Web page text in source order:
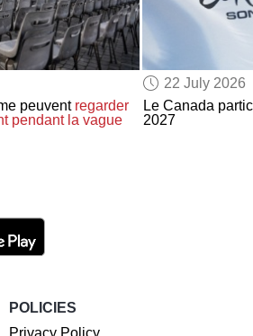
peuvent regarder
pendant la vague
22 July 2026
Le Canada
2027
POLICIES